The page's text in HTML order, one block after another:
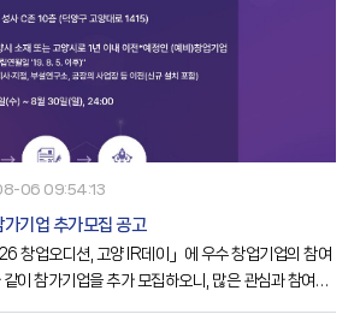
심기술과 AI
06 09:54:13
기업 추가모집 공고
창업오디션, 고양 IR데이」에 우수 창업기업의 참여
이 참가기업을 추가 모집하오니, 많은 관심과 참여를